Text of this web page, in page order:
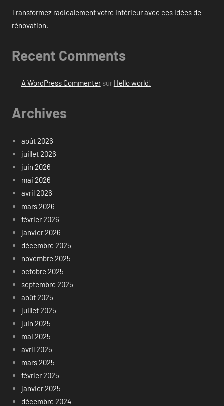
Transformez radicalement votre intérieur avec ces idées de
rénovation.
Recent Comments
A WordPress Commentersur Hello world!
Archives
août 2026
juillet 2026
juin 2026
mai 2026
avril 2026
mars 2026
février 2026
janvier 2026
décembre 2025
novembre 2025
octobre 2025
septembre 2025
août 2025
juillet 2025
juin 2025
mai 2025
avril 2025
mars 2025
février 2025
janvier 2025
décembre 2024